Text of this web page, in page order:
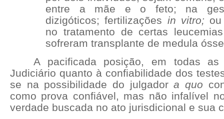
entre a mãe e o feto; na
dizigóticos; fertilizações in vitro;
no tratamento de certas
sofreram transplante de medula
A pacificada posição, em todas
Judiciário quanto à confiabilidade dos
se na possibilidade do julgadora quo
como prova confiável, mas não infalível
verdade buscada no ato jurisdicional e sua